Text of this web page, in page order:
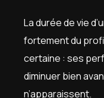
La durée de vie
fortement du
certaine : ses
diminuer bien
n’apparaissent.